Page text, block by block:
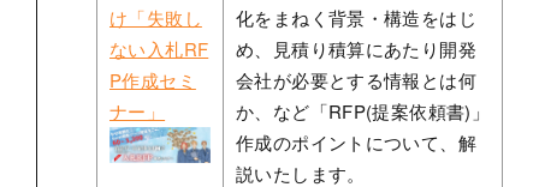
け「失敗し
ない入札RF
P作成セミ
ナー」
化をまねく背景・構造をはじ
め、見積り積算にあたり開発
会社が必要とする情報とは何
か、など「RFP(提案依頼書)」
作成のポイントについて、解
説いたします。